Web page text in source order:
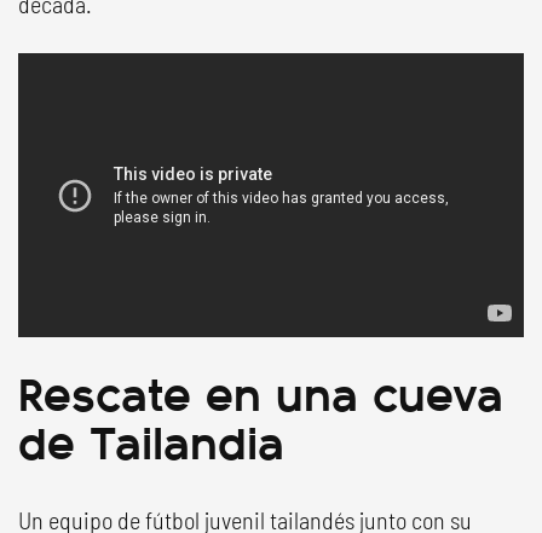
Rescate en una cueva
de Tailandia
Un equipo de fútbol juvenil tailandés junto con su